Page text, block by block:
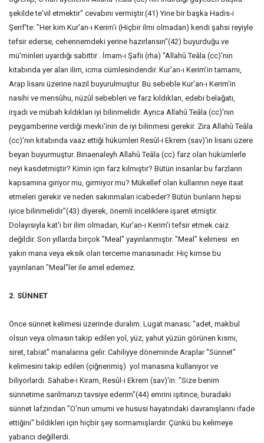
şekilde te'vil etmektir" cevabını vermiştir.(41) Yine bir başka Hadis-i
Şerif'te: "Her kim Kur'an-ı Kerim'i (Hiçbir ilmi olmadan) kendi şahsi reyiyle
tefsir ederse, cehennemdeki yerine hazırlansın"(42) buyurduğu ve
mü'minleri uyardığı sabittir . İmam-ı Şafii (rha) "Allahû Teâla (cc)'nın
kitabında yer alan ilim, icma cümlesindendir. Kur'an-ı Kerim'in tamamı,
Arap lisanı üzerine nazil buyurulmuştur. Bu sebeble Kur'an-ı Kerim'in
nasihi ve mensûhu, nüzûl sebebleri ve farz kıldıkları, edebi belağatı,
irşadı ve mübah kıldıkları iyi bilinmelidir. Ayrıca Allahû Teâla (cc)'nın
peygamberine verdiği mevki'inin de iyi bilinmesi gerekir. Zira Allahû Teâla
(cc)'nın kitabında vaaz ettiği hükümleri Resûl-i Ekrem (sav)'in lisanı üzere
beyan buyurmuştur. Binaenaleyh Allahû Teâla (cc) farz olan hükümlerle
neyi kasdetmiştir? Kimin için farz kılmıştır? Bütün insanlar bu farzların
kapsamına giriyor mu, girmiyor mu? Mükellef olan kullarının neye itaat
etmeleri gerekir ve neden sakınmaları icabeder? Bütün bunların hepsi
iyice bilinmelidir"(43) diyerek, önemli inceliklere işaret etmiştir.
Dolayısıyla kat'i bir ilim olmadan, Kur'an-ı Kerim'i tefsir etmek caiz
değildir. Son yıllarda birçok "Meal" yayınlanmıştır. "Meal" kelimesi en
yakın mana veya eksik olan terceme manasınadır. Hiç kimse bu
yayınlanan "Meal"ler ile amel edemez.
2. SÜNNET
Önce sünnet kelimesi üzerinde duralım. Lugat manası; "adet, makbul
olsun veya olmasın takip edilen yol, yüz, yahut yüzün görünen kısmı,
siret, tabiat" manalarına gelir. Cahiliyye döneminde Araplar "Sünnet"
kelimesini takip edilen (çiğnenmiş) yol manasına kullanıyor ve
biliyorlardı. Sahabe-i Kiram, Resûl-i Ekrem (sav)'in: "Size benim
sünnetime sarılmanızı tavsiye ederim"(44) emrini işitince, buradaki
sünnet lafzından "O'nun umumi ve hususi hayatındaki davranışlarını ifade
ettiğini" bildikleri için hiçbir şey sormamışlardır. Çünkü bu kelimeye
yabancı değillerdi.